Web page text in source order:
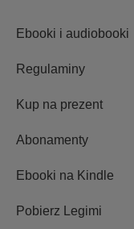
Ebooki i audiobooki
Regulaminy
Kup na prezent
Abonamenty
Ebooki na Kindle
Pobierz Legimi